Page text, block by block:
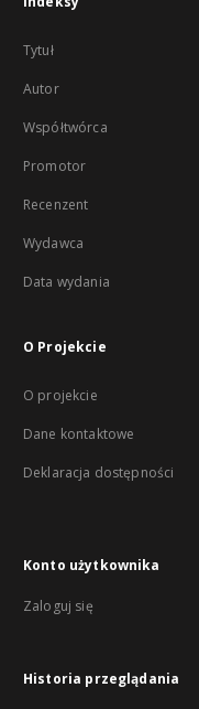
Tytuł
Autor
Współtwórca
Promotor
Recenzent
Wydawca
Data wydania
O Projekcie
O projekcie
Dane kontaktowe
Deklaracja dostępności
Konto użytkownika
Zaloguj się
Historia przeglądania